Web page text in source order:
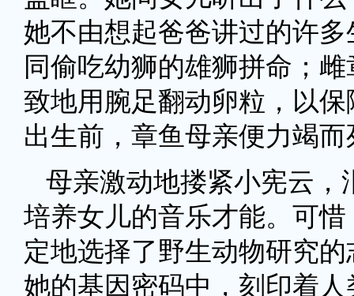
她不由想起爸爸讲过的许
同偷吃幼狮的雄狮拼命；
致地用腕足翻动卵粒，以
出生前，章鱼母亲便力竭
母亲激动地搂紧小宪云，
培养女儿的音乐才能。可
定地选择了野生动物研究
她的基因密码中，刻印着